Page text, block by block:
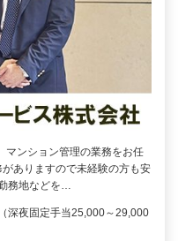
ンション管理の業務をお任
ありますので未経験の方も安
務地などを…
深夜固定手当25,000～29,000